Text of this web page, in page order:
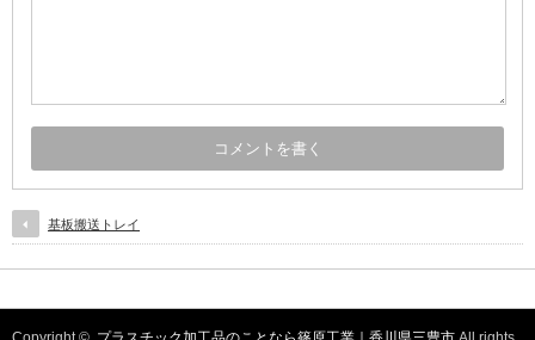
基板搬送トレイ